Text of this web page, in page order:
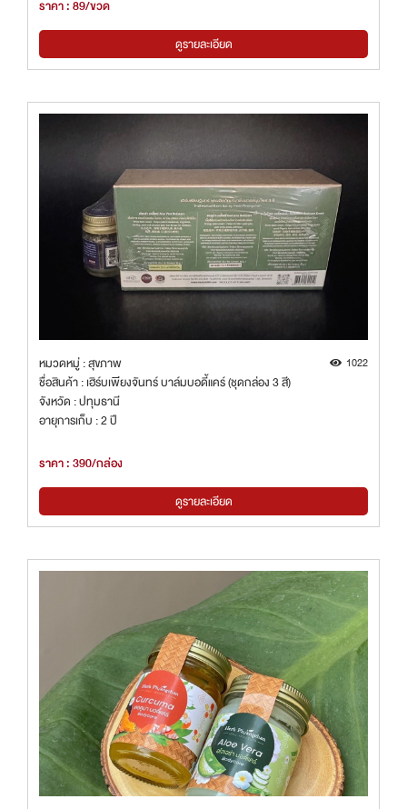
ราคา : 89/ขวด
ดูรายละเอียด
หมวดหมู่ : สุขภาพ 1022
ชื่อสินค้า : เฮิร์บเพียงจันทร์ บาล์มบอดี้แคร์ (ชุดกล่อง 3 สี)
จังหวัด : ปทุมธานี
อายุการเก็บ : 2 ปี
ราคา : 390/กล่อง
ดูรายละเอียด